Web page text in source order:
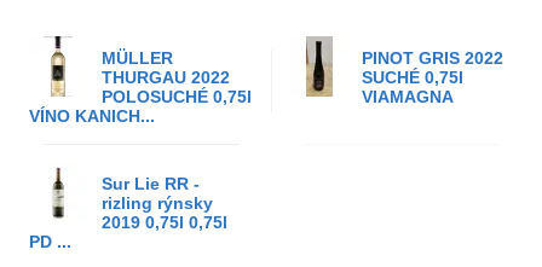
MÜLLER
THURGAU 2022
POLOSUCHÉ 0,75l
VÍNO KANICH...
PINOT GRIS 2022
SUCHÉ 0,75l
VIAMAGNA
Sur Lie RR -
rizling rýnsky
2019 0,75l 0,75l
PD ...